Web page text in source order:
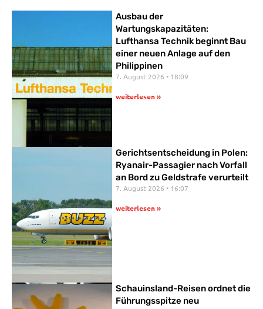
Ausbau der
Wartungskapazitäten:
Lufthansa Technik beginnt Bau
einer neuen Anlage auf den
Philippinen
7. August 2026 18:09
weiterlesen »
Gerichtsentscheidung in Polen:
Ryanair-Passagier nach Vorfall
an Bord zu Geldstrafe verurteilt
7. August 2026 16:07
weiterlesen »
Schauinsland-Reisen ordnet die
Führungsspitze neu